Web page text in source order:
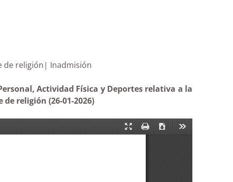
de religión| Inadmisión
Actividad Física y Deportes relativa a la
religión (26-01-2026)